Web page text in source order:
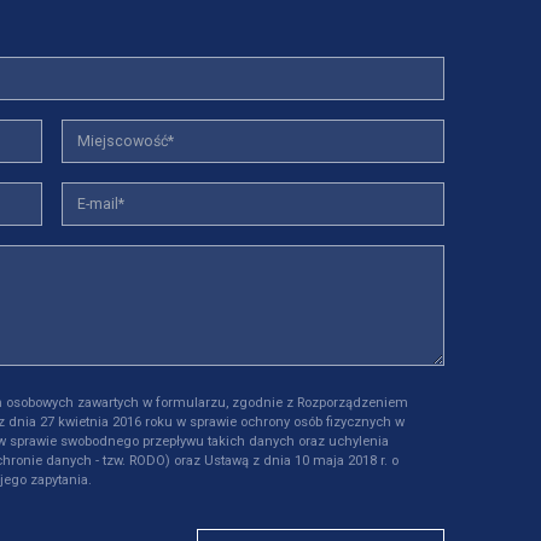
zawartych w formularzu, zgodnie z Rozporządzeniem
dnia 27 kwietnia 2016 roku w sprawie ochrony osób fizycznych w
swobodnego przepływu takich danych oraz uchylenia
danych - tzw. RODO) oraz Ustawą z dnia 10 maja 2018 r. o
zapytania.